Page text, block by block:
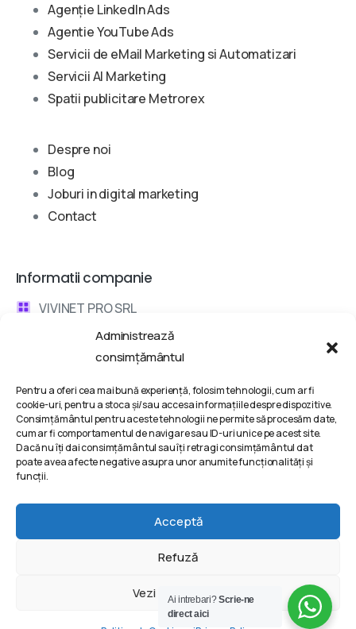
Administrează
consimțământul
Pentru a oferi cea mai bună experiență, folosim tehnologii, cum ar fi
cookie-uri, pentru a stoca și/sau accesa informațiile despre dispozitive.
Consimțământul pentru aceste tehnologii ne permite să procesăm date,
cum ar fi comportamentul de navigare sau ID-uri unice pe acest site.
Dacă nu îți dai consimțământul sau îți retragi consimțământul dat
poate avea afecte negative asupra unor anumite funcționalități și
funcții.
Acceptă
Refuză
Vezi preferințele
Agenție LinkedIn Ads
Agentie YouTube Ads
Servicii de eMail Marketing si Automatizari
Servicii AI Marketing
Spatii publicitare Metrorex
Despre noi
Blog
Joburi in digital marketing
Contact
Informatii companie
VIVINET PRO SRL
Bd. Metalurgiei 132, Bucharest, Romania
Discuta cu un consultant
Termeni si conditii
Politica de Confidentialitate
2025 | VIVINET PRO SRL © All rights reserved @ Powered
VIVINET – Digital agency
Ai intrebari?Scrie-ne
direct aici